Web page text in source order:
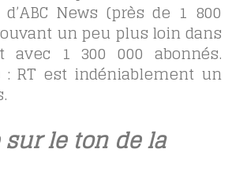
News (près de 1 800
un peu plus loin dans
avec 1 300 000 abonnés.
RT est indéniablement un
le ton de la